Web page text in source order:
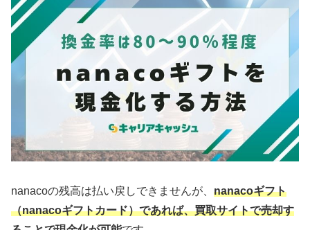
nanacoの残高は払い戻しできませんが、 nanacoギフト
（nanacoギフトカード）であれば、買取サイトで売却す